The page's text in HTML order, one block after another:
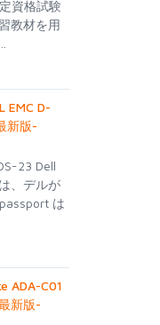
資格試験
教材を用
EMC D-
新版-
23 Dell
、デルが
は
ADA-C01
新版-